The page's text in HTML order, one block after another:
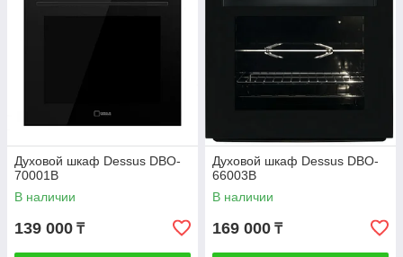
Духовой шкаф Dessus DBO-
70001B
В наличии
139 000 ₸
Духовой шкаф Dessus DBO-
66003B
В наличии
169 000 ₸